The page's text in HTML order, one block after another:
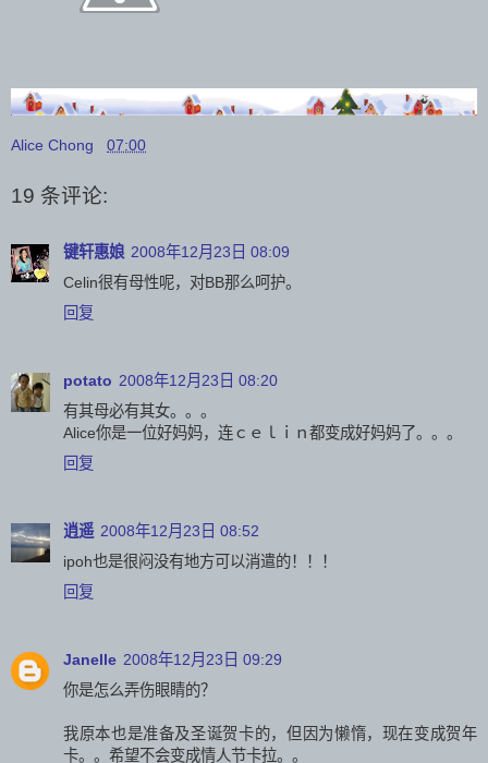
Alice Chong 07:00
19 条评论:
键轩惠娘 2008年12月23日 08:09
Celin很有母性呢，对BB那么呵护。
回复
potato 2008年12月23日 08:20
有其母必有其女。。。
Alice你是一位好妈妈，连ｃｅｌｉｎ都变成好妈妈了。。。
回复
逍遥 2008年12月23日 08:52
ipoh也是很闷没有地方可以消遣的！！！
回复
Janelle 2008年12月23日 09:29
你是怎么弄伤眼睛的？
我原本也是准备及圣诞贺卡的，但因为懒惰，现在变成贺年
卡。。希望不会变成情人节卡拉。。